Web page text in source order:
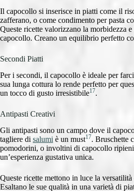
Il capocollo si inserisce in piatti come il
zafferano, o come condimento per pasta
Queste ricette valorizzano la morbidezza
capocollo. Creano un equilibrio perfetto
Secondi Piatti
Per i secondi, il capocollo è ideale per
sua lunga cottura lo rende perfetto per
un tocco di gusto irresistibile17.
Antipasti Creativi
Gli antipasti sono un campo dove il
tagliere di salumi è un must17. Bruschette
pomodorini, o involtini di capocollo
un’esperienza gustativa unica.
Queste ricette mettono in luce la
Esaltano le sue qualità in una varietà di